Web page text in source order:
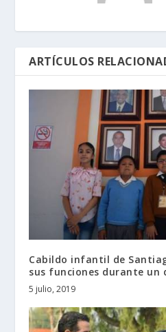
ARTÍCULOS
Cabildo infantil de
sus funciones durante un
5 julio, 2019